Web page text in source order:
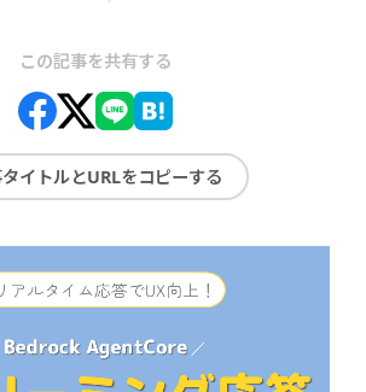
この記事を共有する
イトルとURLをコピーする